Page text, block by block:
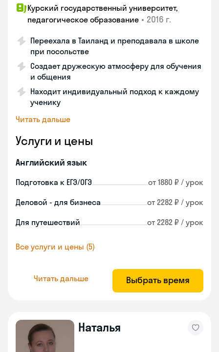
Курский государственный университет,
педагогическое образование • 2016 г.
Переехала в Таиланд и преподавала в школе
при посольстве
Создает дружескую атмосферу для обучения
и общения
Находит индивидуальный подход к каждому
ученику
Читать дальше
Услуги и цены
Английский язык
Подготовка к ЕГЭ/ОГЭ от 1880 ₽ / урок
Деловой - для бизнеса от 2282 ₽ / урок
Для путешествий от 2282 ₽ / урок
Все услуги и цены (5)
Читать дальше Выбрать время
Наталья